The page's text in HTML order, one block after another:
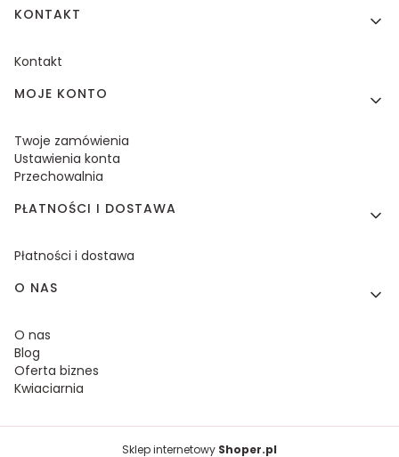
KONTAKT
Kontakt
MOJE KONTO
Twoje zamówienia
Ustawienia konta
Przechowalnia
PŁATNOŚCI I DOSTAWA
Płatności i dostawa
O NAS
O nas
Blog
Oferta biznes
Kwiaciarnia
Sklep internetowy Shoper.pl